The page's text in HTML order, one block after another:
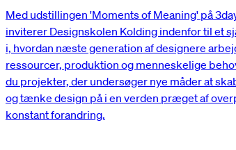
Med udstillingen 'Moments of Meaning' på
inviterer Designskolen Kolding indenfor til et
i, hvordan næste generation af designere
ressourcer, produktion og menneskelige
du projekter, der undersøger nye måder at
og tænke design på i en verden præget af
konstant forandring.